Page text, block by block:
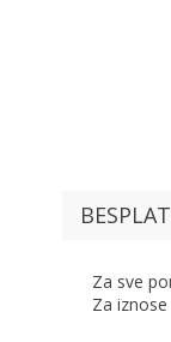
Za sve
Za